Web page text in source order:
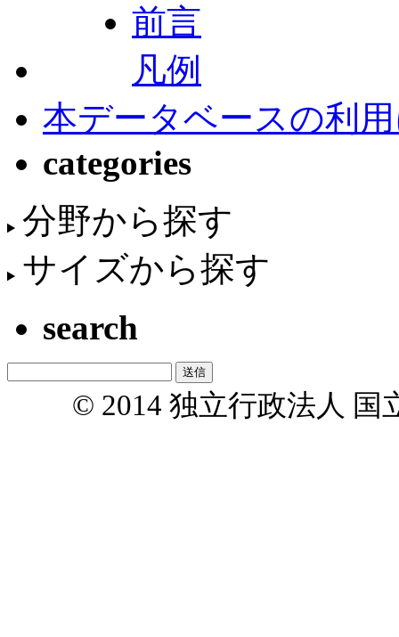
前言
凡例
本データベースの利
categories
分野から探す
サイズから探す
search
© 2014 独立行政法人 国